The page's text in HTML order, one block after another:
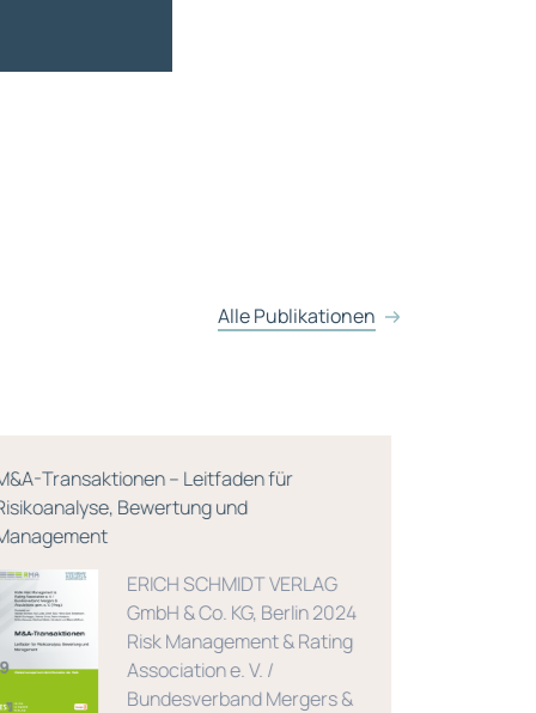
Alle Publikationen
Transaktionen – Leitfaden für
Bewertung und
ERICH SCHMIDT VERLAG
GmbH & Co. KG, Berlin 2024
Risk Management & Rating
Association e. V. /
Bundesverband Mergers &